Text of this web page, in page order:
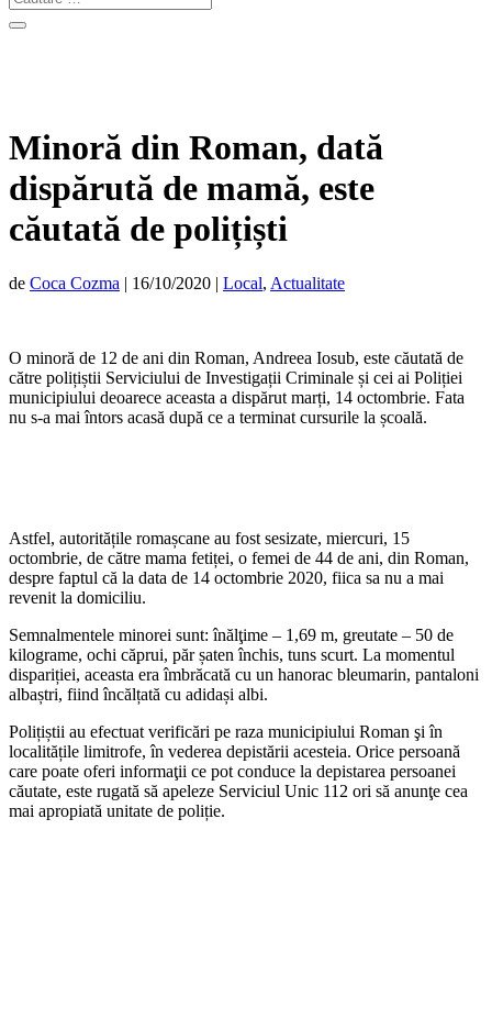
Minoră din Roman, dată
dispărută de mamă, este
căutată de polițiști
de Coca Cozma | 16/10/2020 | Local, Actualitate
O minoră de 12 de ani din Roman, Andreea Iosub, este căutată de
către polițiștii Serviciului de Investigații Criminale și cei ai Poliției
municipiului deoarece aceasta a dispărut marți, 14 octombrie. Fata
nu s-a mai întors acasă după ce a terminat cursurile la școală.
Astfel, autoritățile romașcane au fost sesizate, miercuri, 15
octombrie, de către mama fetiței, o femei de 44 de ani, din Roman,
despre faptul că la data de 14 octombrie 2020, fiica sa nu a mai
revenit la domiciliu.
Semnalmentele minorei sunt: înălţime – 1,69 m, greutate – 50 de
kilograme, ochi căprui, păr șaten închis, tuns scurt. La momentul
dispariției, aceasta era îmbrăcată cu un hanorac bleumarin, pantaloni
albaștri, fiind încălțată cu adidași albi.
Polițiștii au efectuat verificări pe raza municipiului Roman şi în
localitățile limitrofe, în vederea depistării acesteia. Orice persoană
care poate oferi informaţii ce pot conduce la depistarea persoanei
căutate, este rugată să apeleze Serviciul Unic 112 ori să anunţe cea
mai apropiată unitate de poliție.